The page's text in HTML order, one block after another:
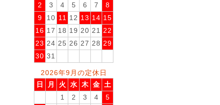
2
3 4 5 6 7
8
9
10 11 12 13 14 15
16 17 18 19 20 21 22
23 24 25 26 27 28 29
30 31
2026年9月の定休日
日
月 火 水 木 金 土
1
2 3 4
5